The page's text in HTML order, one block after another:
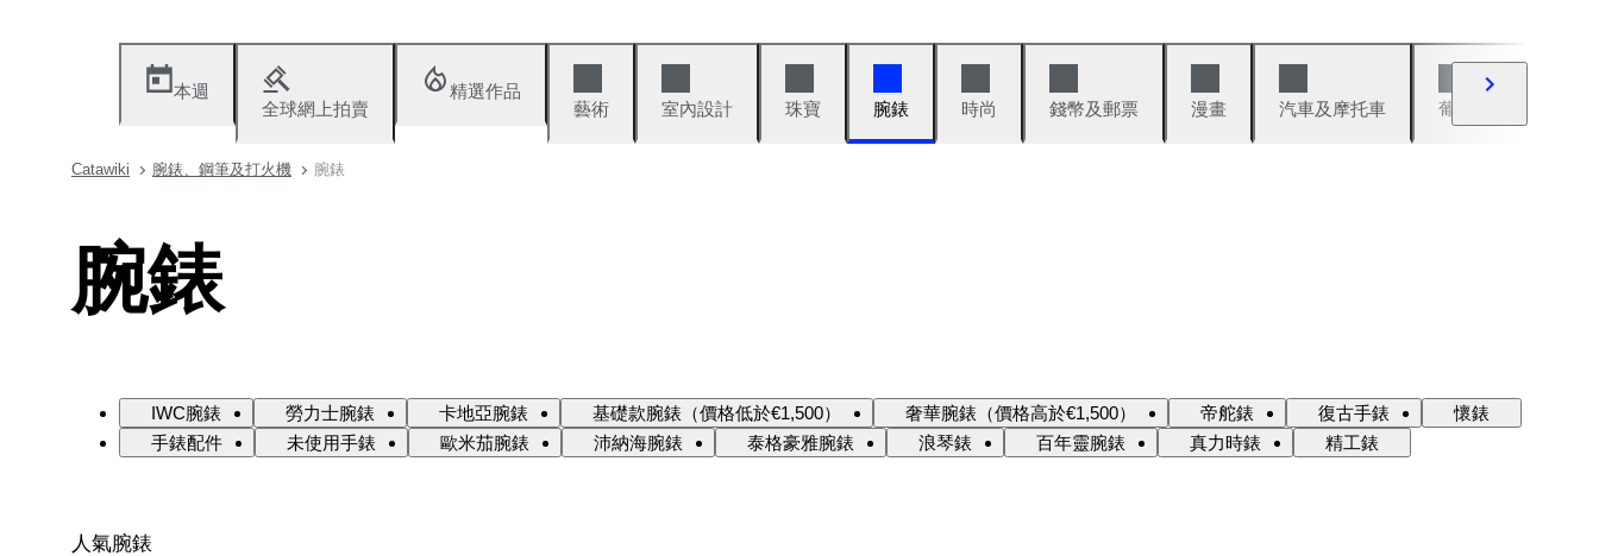
本週
全球網上拍賣
精選作品
藝術
室內設計 珠寶 腕錶 時尚 錢幣及郵票 漫畫 汽車及摩托車 葡萄酒與烈酒
Catawiki 腕錶、鋼筆及打火機 腕錶
腕錶
IWC腕錶 勞力士腕錶 卡地亞腕錶 基礎款腕錶（價格低於€1,500） 奢華腕錶（價格高於€1,500） 帝舵錶 復古手錶
懷錶
手錶配件
未使用手錶 歐米茄腕錶 沛納海腕錶 泰格豪雅腕錶 浪琴錶 百年靈腕錶 真力時錶 精工錶
人氣腕錶